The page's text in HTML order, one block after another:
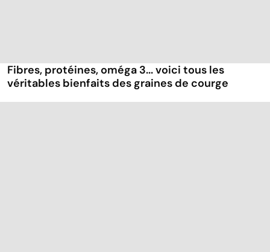
Fibres, protéines, oméga 3... voici tous les
véritables bienfaits des graines de courge